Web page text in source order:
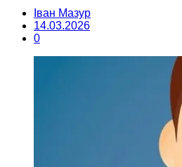
Іван Мазур
14.03.2026
0